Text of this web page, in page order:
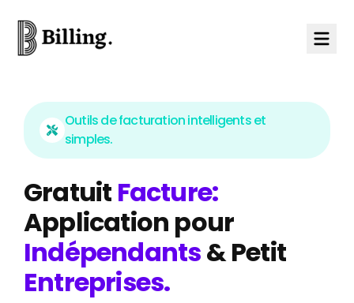
Outils de facturation intelligents et
simples.
Gratuit Facture:
Application pour
Indépendants& Petit
Entreprises.